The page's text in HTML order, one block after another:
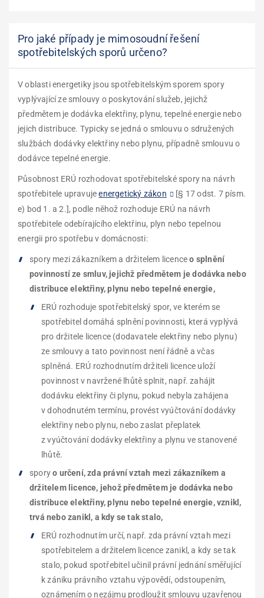
Pro jaké případy je mimosoudní řešení
spotřebitelských sporů určeno?
V oblasti energetiky jsou spotřebitelským sporem spory
vyplývající ze smlouvy o poskytování služeb, jejichž
předmětem je dodávka elektřiny, plynu, tepelné energie nebo
jejich distribuce. Typicky se jedná o smlouvu o sdružených
službách dodávky elektřiny nebo plynu, případně smlouvu o
dodávce tepelné energie.
Působnost ERÚ rozhodovat spotřebitelské spory na návrh
spotřebitele upravujeenergetický zákon [§ 17 odst. 7 písm.
e) bod 1. a 2.], podle něhož rozhoduje ERÚ na návrh
spotřebitele odebírajícího elektřinu, plyn nebo tepelnou
energii pro spotřebu v domácnosti:
spory mezi zákazníkem a držitelem licenceo splnění
povinností ze smluv, jejichž předmětem je dodávka nebo
distribuce elektřiny, plynu nebo tepelné energie,
ERÚ rozhoduje spotřebitelský spor, ve kterém se
spotřebitel domáhá splnění povinnosti, která vyplývá
pro držitele licence (dodavatele elektřiny nebo plynu)
ze smlouvy a tato povinnost není řádně a včas
splněná. ERÚ rozhodnutím držiteli licence uloží
povinnost v navržené lhůtě splnit, např. zahájit
dodávku elektřiny či plynu, pokud nebyla zahájena
v dohodnutém termínu, provést vyúčtování dodávky
elektřiny nebo plynu, nebo zaslat přeplatek
z vyúčtování dodávky elektřiny a plynu ve stanovené
lhůtě.
sporyo určení, zda právní vztah mezi zákazníkem a
držitelem licence, jehož předmětem je dodávka nebo
distribuce elektřiny, plynu nebo tepelné energie, vznikl,
trvá nebo zanikl, a kdy se tak stalo,
ERÚ rozhodnutím určí, např. zda právní vztah mezi
spotřebitelem a držitelem licence zanikl, a kdy se tak
stalo, pokud spotřebitel učinil právní jednání směřující
k zániku právního vztahu výpovědí, odstoupením,
oznámením o nezájmu prodloužit smlouvu uzavřenou